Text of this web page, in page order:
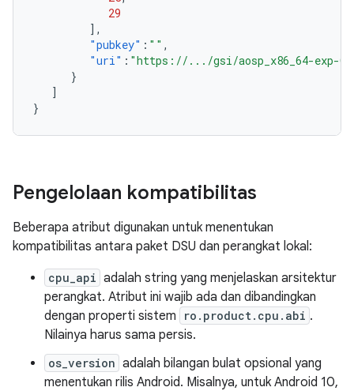
29
],
"pubkey" : "" ,
"uri" : "https://.../gsi/aosp_x86_64-exp-
}
]
}
Pengelolaan kompatibilitas
Beberapa atribut digunakan untuk menentukan
kompatibilitas antara paket DSU dan perangkat lokal:
cpu_api adalah string yang menjelaskan arsitektur
perangkat. Atribut ini wajib ada dan dibandingkan
dengan properti sistem
ro.product.cpu.abi .
Nilainya harus sama persis.
os_version adalah bilangan bulat opsional yang
menentukan rilis Android. Misalnya, untuk Android 10,